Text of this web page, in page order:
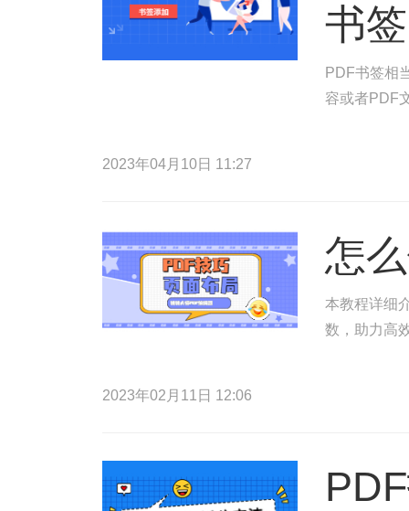
书
PDF书签相
容或者PDF
2023年04月10日 11:27
怎
本教程详细
数，助力高
2023年02月11日 12:06